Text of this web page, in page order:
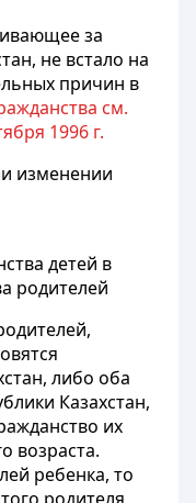
за
не встало на
причин в
см.
1996 г.
изменении
детей в
родителей
либо оба
Казахстан,
их
возраста.
ребенка, то